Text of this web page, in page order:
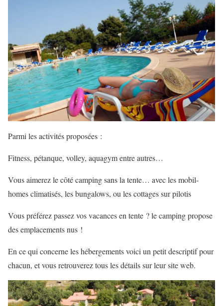
Parmi les activités proposées :
Fitness, pétanque, volley, aquagym entre autres…
Vous aimerez le côté camping sans la tente… avec les mobil-
homes climatisés, les bungalows, ou les cottages sur pilotis
Vous préférez passez vos vacances en tente ? le camping propose
des emplacements nus !
En ce qui concerne les hébergements voici un petit descriptif pour
chacun, et vous retrouverez tous les détails sur leur site web.